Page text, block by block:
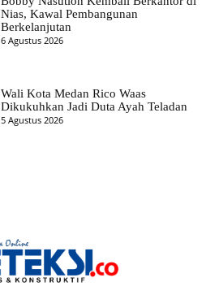
Nias, Kawal Pembangunan
Berkelanjutan
6 Agustus 2026
Wali Kota Medan Rico Waas
Dikukuhkan Jadi Duta Ayah Teladan
5 Agustus 2026